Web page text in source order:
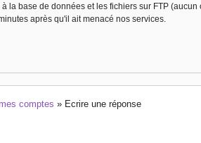
la base de données et les fichiers sur FTP
après qu'il ait menacé nos services.
comptes » Ecrire une réponse